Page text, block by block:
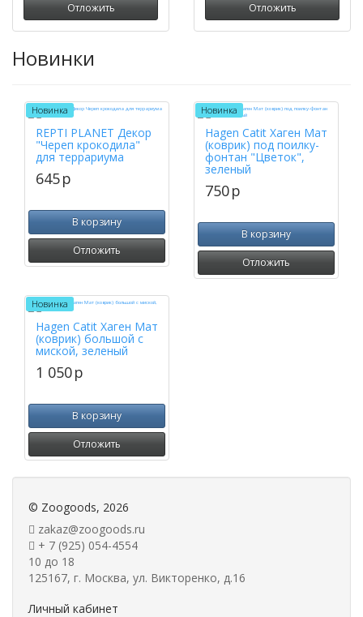
Отложить Отложить
Новинки
Новинка
REPTI PLANET Декор
"Череп крокодила"
для террариума
645p
В корзину
Отложить
Новинка
Hagen Catit Хаген Мат
(коврик) под поилку-
фонтан "Цветок",
зеленый
750p
В корзину
Отложить
Новинка
Hagen Catit Хаген Мат
(коврик) большой с
миской, зеленый
1 050p
В корзину
Отложить
© Zoogoods, 2026
zakaz@zoogoods.ru
+ 7 (925) 054-4554
10 до 18
125167, г. Москва, ул. Викторенко, д.16
Личный кабинет